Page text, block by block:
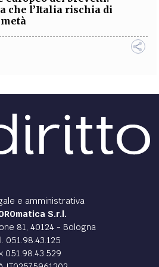
che l’Italia rischia di
e amministrativa
S.r.l.
81, 40124 - Bologna
051.98.43.125
051.98.43.529